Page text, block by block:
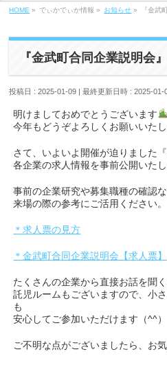
HOME » でぃかでぃか情報 » お知らせ » 『金武
『金武町合同企業説明会
投稿日 : 2025-01-09 最終更新日時 : 2025-01-
明けましておめでとうございます
今年もどうぞよろしくお願いいた
さて、いよいよ開催が迫りました
各企業の求人情報を事前公開いた
事前の企業研究や募集職種の確認な
来場の際の参考にご活用ください。
＊求人票の見方
＊金武町合同企業説明会【求人票】
たくさんの企業から直接お話を聞
託児ルームもございますので、小
も
安心してご参加いただけます（^^）
ご不明な点がございましたら、お